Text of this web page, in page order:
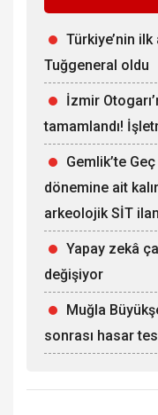
Türkiye’nin
Tuğgeneral oldu
İzmir
tamamlandı!
Gemlik’te
dönemine ait
arkeolojik SİT
Yapay zekâ
değişiyor
Muğla
sonrası hasar